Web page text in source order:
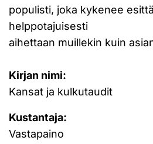
populisti, joka kykenee
helppotajuisesti
aihettaan muillekin kuin
Kirjan nimi:
Kansat ja kulkutaudit
Kustantaja:
Vastapaino